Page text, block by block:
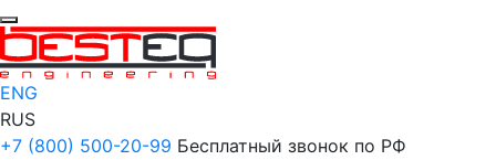
ENG
RUS
+7 (800) 500-20-99 Бесплатный звонок по РФ